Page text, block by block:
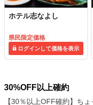
ホテル志なよし
県民限定価格
ログインして価格を表示
30%OFF以上確約
【30％以上OFF確約】ち